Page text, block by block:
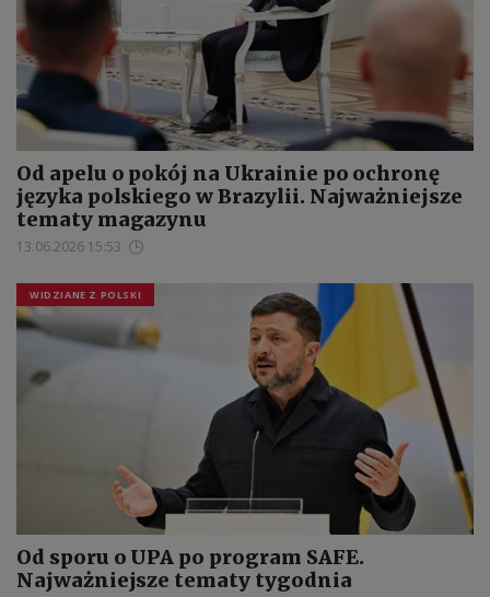
Od apelu o pokój na Ukrainie po ochronę
języka polskiego w Brazylii. Najważniejsze
tematy magazynu
13.06.2026 15:53
WIDZIANE Z POLSKI
Od sporu o UPA po program SAFE.
Najważniejsze tematy tygodnia